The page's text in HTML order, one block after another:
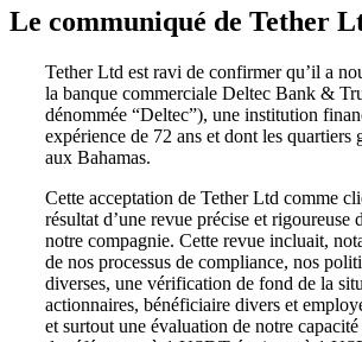
Le communiqué de Tether
Tether Ltd est ravi de confirmer qu’il a
la banque commerciale Deltec Bank &
dénommée “Deltec”), une institution
expérience de 72 ans et dont les quartiers
aux Bahamas.
Cette acceptation de Tether Ltd comme
résultat d’une revue précise et rigoureuse
notre compagnie. Cette revue incluait,
de nos processus de compliance, nos
diverses, une vérification de fond de la
actionnaires, bénéficiaire divers et
et surtout une évaluation de notre